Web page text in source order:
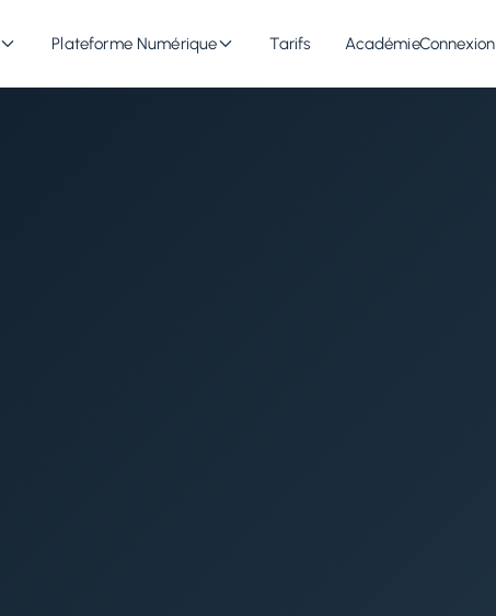
Plateforme Numérique Tarifs AcadémieConnexion